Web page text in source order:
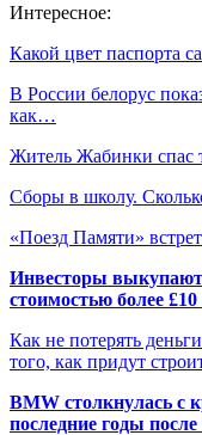
Интересное:
Какой цвет паспорта
В России белорус
как…
Житель Жабинки спас
Сборы в школу.
«Поезд Памяти»
Инвесторы выкупают
стоимостью более
Как не потерять
того, как придут
BMW столкнулась с
последние годы